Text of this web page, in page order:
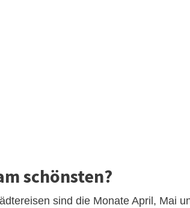
schönsten?
sind die Monate April, Mai